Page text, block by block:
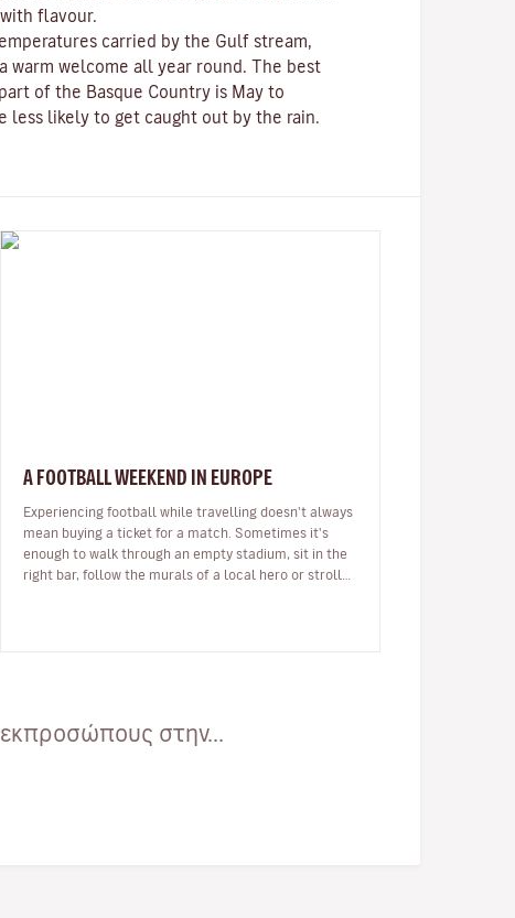
flavour.
carried by the Gulf stream,
warm welcome all year round. The best
of the Basque Country is May to
less likely to get caught out by the rain.
A FOOTBALL WEEKEND IN EUROPE
Experiencing football while travelling doesn't always
mean buying a ticket for a match. Sometimes it's
enough to walk through an empty stadium, sit in the
right bar, follow the murals of a local hero or stroll
στην...